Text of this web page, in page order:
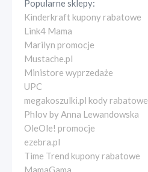
Popularne sklepy:
Kinderkraft kupony rabatowe
Link4 Mama
Marilyn promocje
Mustache.pl
Ministore wyprzedaże
UPC
megakoszulki.pl kody rabatowe
Phlov by Anna Lewandowska
OleOle! promocje
ezebra.pl
Time Trend kupony rabatowe
MamaGama